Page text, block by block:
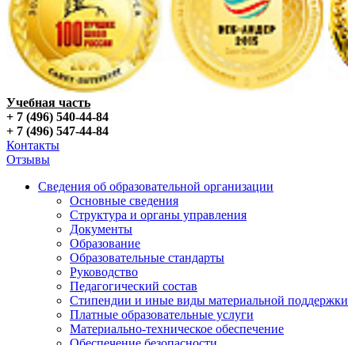
Учебная часть
+ 7 (496) 540-44-84
+ 7 (496) 547-44-84
Контакты
Отзывы
Сведения об образовательной организации
Основные сведения
Структура и органы управления
Документы
Образование
Образовательные стандарты
Руководство
Педагогический состав
Стипендии и иные виды материальной поддержки
Платные образовательные услуги
Материально-техническое обеспечение